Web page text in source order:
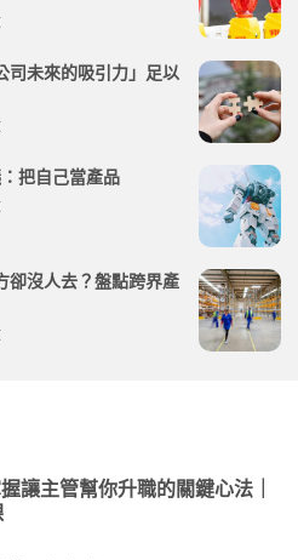
司未來的吸引力」足以
把自己當產品
卻沒人去？盤點跨界產
讓主管幫你升職的關鍵心法｜